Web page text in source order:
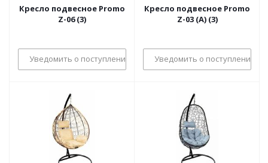
Кресло подвесное Promo
Z-06 (3)
Уведомить о поступлении
Кресло подвесное Promo
Z-03 (A) (3)
Уведомить о поступлении